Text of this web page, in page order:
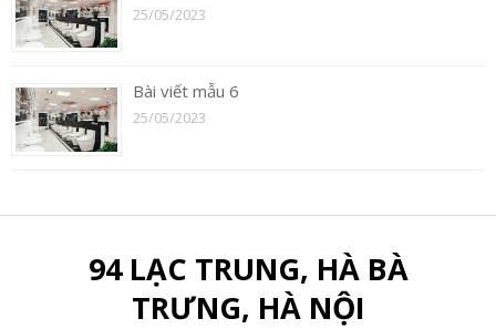
25/05/2023
Bài viết mẫu 6
25/05/2023
94 LẠC TRUNG, HÀ BÀ
TRƯNG, HÀ NỘI